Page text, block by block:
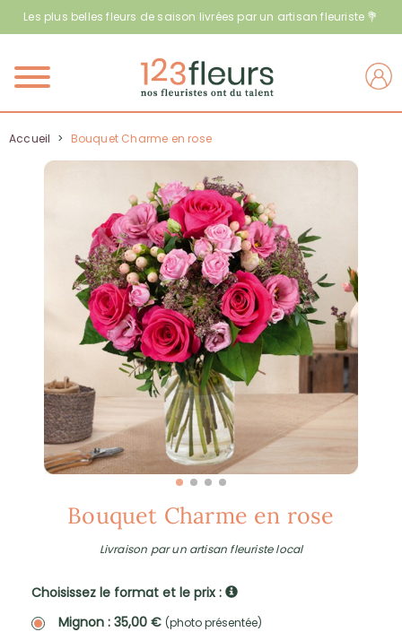
Les plus belles fleurs de saison livrées par un artisan fleuriste 💐
Menu
Accueil > Bouquet Charme en rose
Bouquet Charme en rose
Livraison par un artisan fleuriste local
Choisissez le format et le prix :
Mignon : 35,00 € (photo présentée)